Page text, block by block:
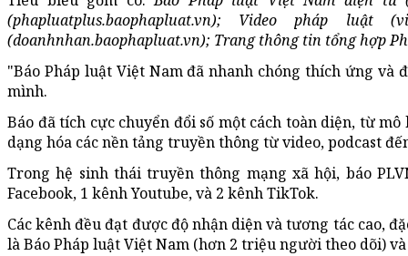
(phapluatplus.baophapluat.vn); Video pháp luật
(doanhnhan.baophapluat.vn); Trang thông tin tổng hợp
"Báo Pháp luật Việt Nam đã nhanh chóng thích ứng
mình.
Báo đã tích cực chuyển đổi số một cách toàn diện, từ
dạng hóa các nền tảng truyền thông từ video, podcast
Trong hệ sinh thái truyền thông mạng xã hội, báo
Facebook, 1 kênh Youtube, và 2 kênh TikTok.
Các kênh đều đạt được độ nhận diện và tương tác cao,
là Báo Pháp luật Việt Nam (hơn 2 triệu người theo dõi)